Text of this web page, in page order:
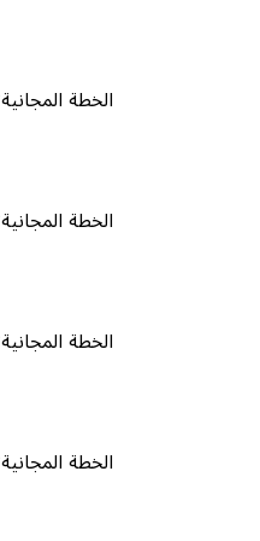
الخطة المجانية
الخطة المجانية
الخطة المجانية
الخطة المجانية